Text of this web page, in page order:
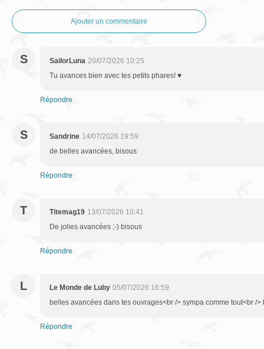
Ajouter un commentaire
S SailorLuna 20/07/2026 10:25
Tu avances bien avec tes petits phares! ♥
Répondre
S Sandrine 14/07/2026 19:59
de belles avancées, bisous
Répondre
T Titemag19 13/07/2026 10:41
De jolies avancées ;-) bisous
Répondre
L Le Monde de Luby 05/07/2026 16:59
belles avancées dans tes ouvrages<br /> sympa comme tout<br />
Répondre